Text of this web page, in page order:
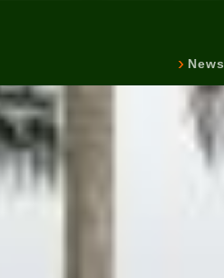
News